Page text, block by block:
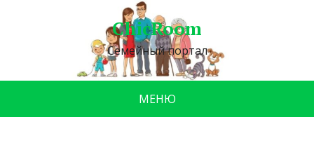
ChicRoom
Семейный портал
МЕНЮ